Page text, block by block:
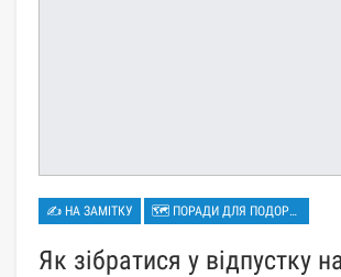
✍ НА ЗАМІТКУ 🗺 ПОРАДИ ДЛЯ ПОДОРОЖЕЙ
Як зібратися у відпустку